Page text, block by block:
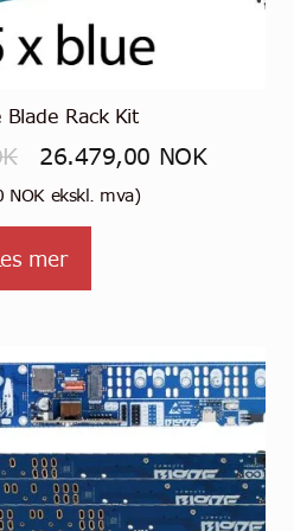
Blade Rack Kit
Opprinnelig
pris
var:
29.839,00 NOK.
26.479,00 NOK
NOK ekskl. mva)
mer